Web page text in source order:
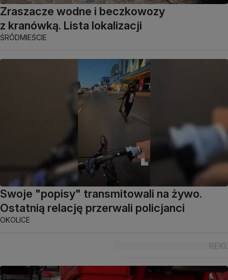
Zraszacze wodne i beczkowozy
z kranówką. Lista lokalizacji
ŚRÓDMIEŚCIE
Swoje "popisy" transmitowali na żywo.
Ostatnią relację przerwali policjanci
OKOLICE